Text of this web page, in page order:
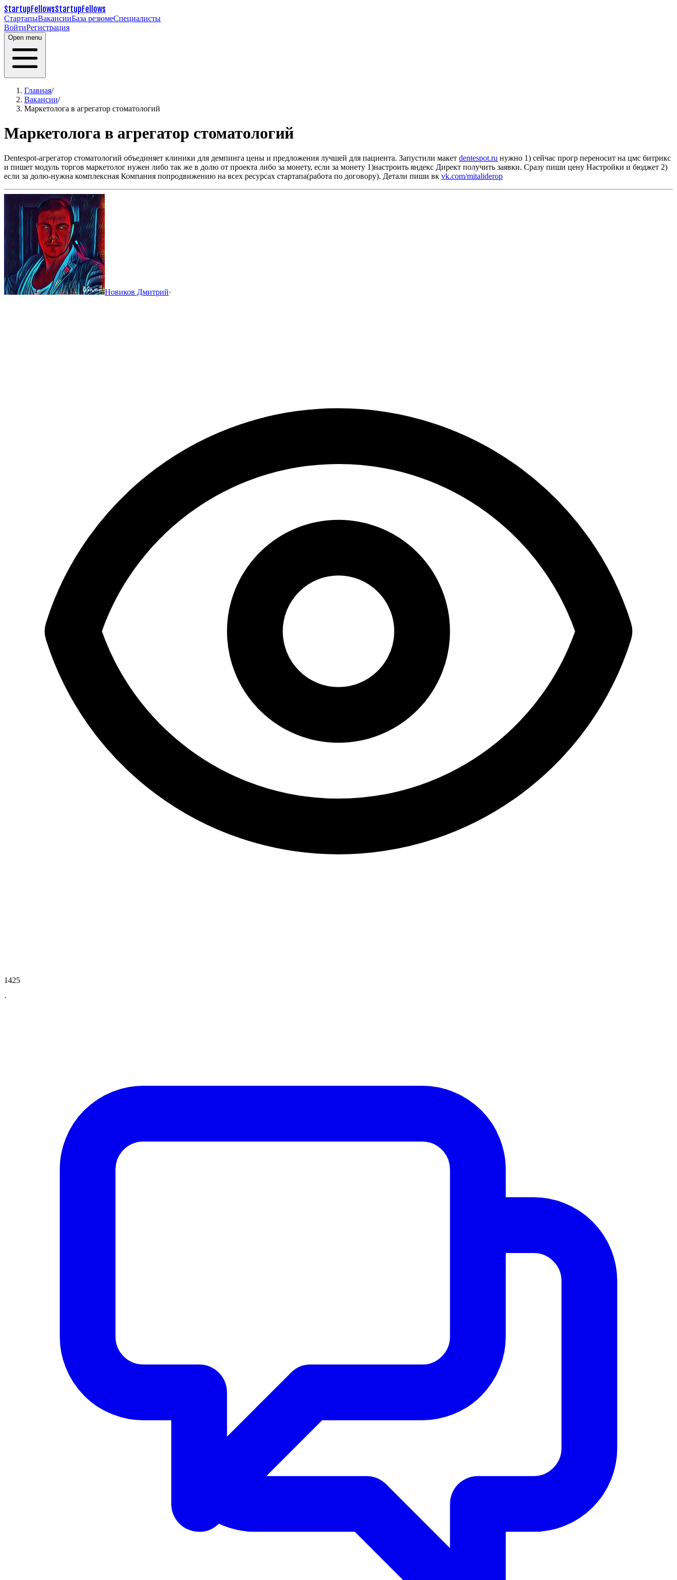
StartupFellowsStartupFellows
СтартапыВакансииБаза резюмеСпециалисты
ВойтиРегистрация
Open menu
Главная/
Вакансии/
Маркетолога в агрегатор стоматологий
Маркетолога в агрегатор стоматологий
Dentespot-агрегатор стоматологий объединяет клиники для демпинга цены и предложения лучшей для пациента. Запустили макет dentespot.ru нужно 1) сейчас прогр переносит на цмс битрикс
и пишет модуль торгов маркетолог нужен либо так же в долю от проекта либо за монету, если за монету 1)настроить яндекс Директ получить заявки. Сразу пиши цену Настройки и бюджет 2)
если за долю-нужна комплексная Компания попродвижению на всех ресурсах стартапа(работа по договору). Детали пиши вк vk.com/mitaliderop
Новиков Дмитрий·
1425
·